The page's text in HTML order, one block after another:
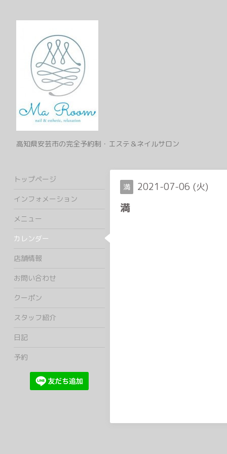
高知県安芸市の完全予約制・エステ＆ネイルサロン
満 2021-07-06 (火)
満
トップページ
インフォメーション
メニュー
カレンダー
店舗情報
お問い合わせ
クーポン
スタッフ紹介
日記
予約